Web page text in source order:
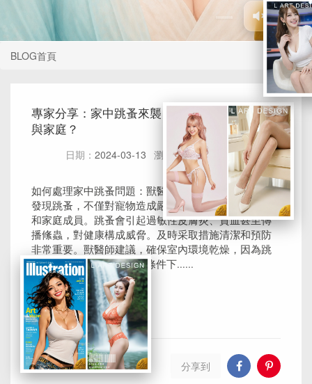
BLOG首頁
專家分享：家中跳蚤來襲，如何保護您的毛小孩
與家庭？
日期： 2024-03-13 瀏覽：42 評論：0
如何處理家中跳蚤問題：獸醫師的建議在毛小孩身上
發現跳蚤，不僅對寵物造成嚴重影響，也會影響飼主
和家庭成員。跳蚤會引起過敏性皮膚炎、貧血甚至傳
播絛蟲，對健康構成威脅。及時采取措施清潔和預防
非常重要。獸醫師建議，確保室內環境乾燥，因為跳
蚤幼蟲在低於50%的濕度條件下......
閱讀全文
除跳蚤公司 分享到